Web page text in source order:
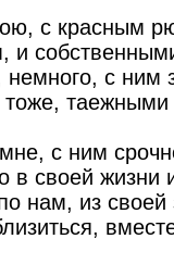
с красным
и
с ним
тоже,
с ним
в своей жизни
нам, из своей